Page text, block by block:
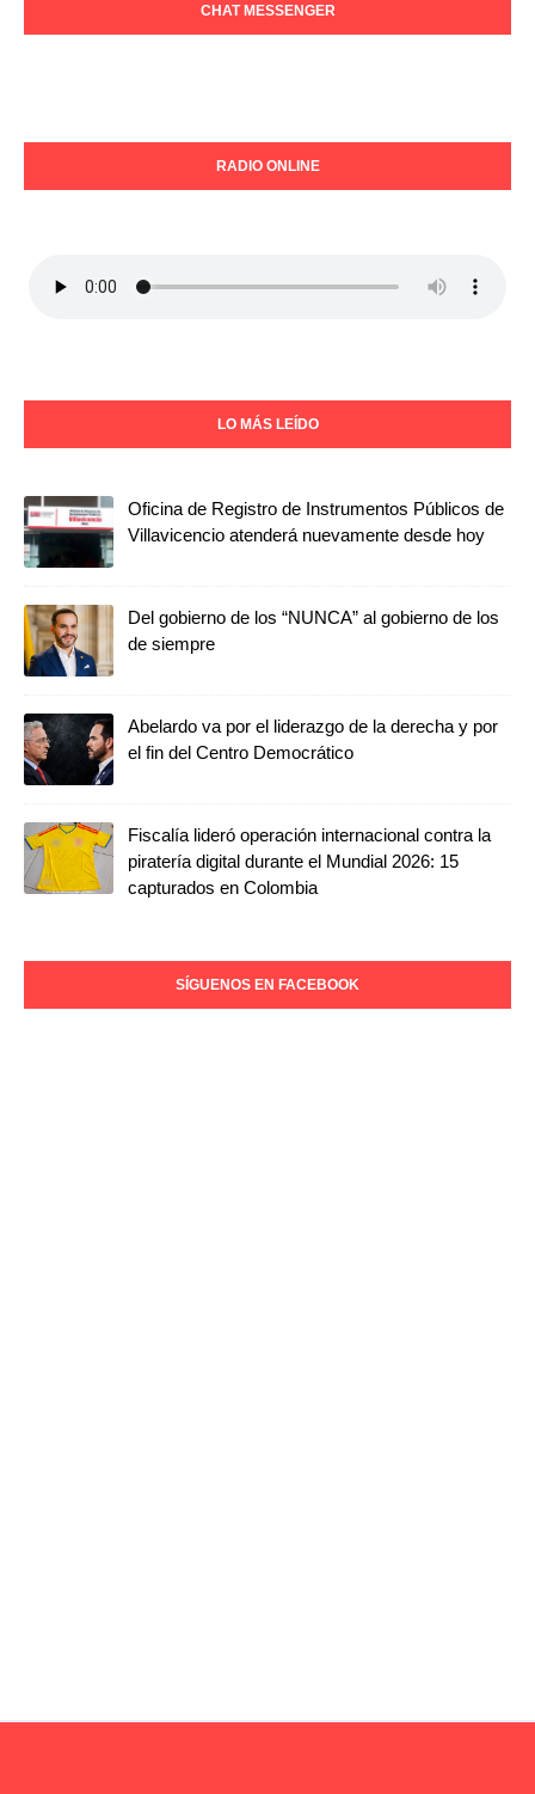
CHAT MESSENGER
RADIO ONLINE
LO MÁS LEÍDO
Oficina de Registro de Instrumentos Públicos de
Villavicencio atenderá nuevamente desde hoy
Del gobierno de los “NUNCA” al gobierno de los
de siempre
Abelardo va por el liderazgo de la derecha y por
el fin del Centro Democrático
Fiscalía lideró operación internacional contra la
piratería digital durante el Mundial 2026: 15
capturados en Colombia
SÍGUENOS EN FACEBOOK